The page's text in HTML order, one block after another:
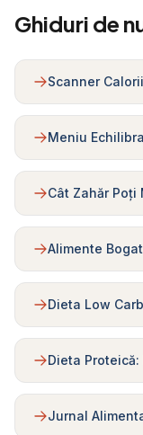
Ghiduri de
Scanner
Meniu
Cât Zahăr Poți
Alimente
Dieta Low
Dieta
Jurnal